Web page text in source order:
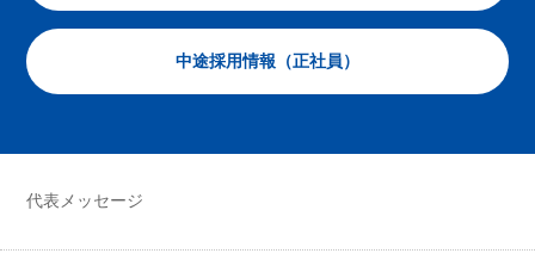
中途採用情報（正社員）
代表メッセージ